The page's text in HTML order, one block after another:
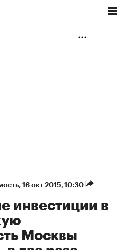
⁠, 16 окт 2015, 10:30
инвестиции в
Москвы